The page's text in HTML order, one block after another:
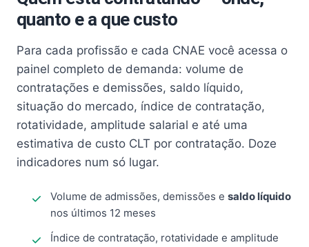
quanto e a que custo
Para cada profissão e cada CNAE você acessa o
painel completo de demanda: volume de
contratações e demissões, saldo líquido,
situação do mercado, índice de contratação,
rotatividade, amplitude salarial e até uma
estimativa de custo CLT por contratação. Doze
indicadores num só lugar.
Volume de admissões, demissões e saldo líquido
nos últimos 12 meses
Índice de contratação, rotatividade e amplitude